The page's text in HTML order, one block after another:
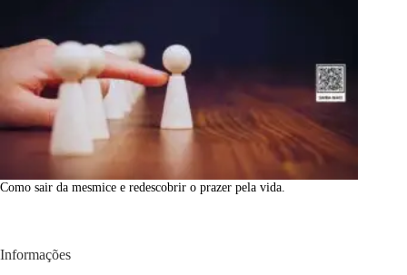
Como sair da mesmice e redescobrir o prazer pela vida.
Informações